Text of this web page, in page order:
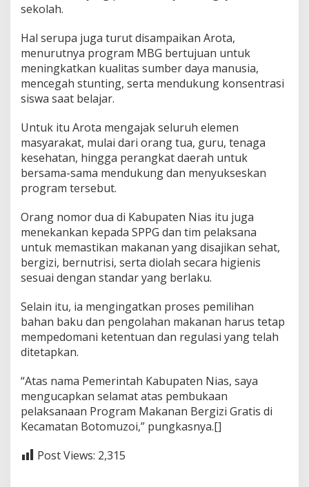
sekolah.
Hal serupa juga turut disampaikan Arota,
menurutnya program MBG bertujuan untuk
meningkatkan kualitas sumber daya manusia,
mencegah stunting, serta mendukung konsentrasi
siswa saat belajar.
Untuk itu Arota mengajak seluruh elemen
masyarakat, mulai dari orang tua, guru, tenaga
kesehatan, hingga perangkat daerah untuk
bersama-sama mendukung dan menyukseskan
program tersebut.
Orang nomor dua di Kabupaten Nias itu juga
menekankan kepada SPPG dan tim pelaksana
untuk memastikan makanan yang disajikan sehat,
bergizi, bernutrisi, serta diolah secara higienis
sesuai dengan standar yang berlaku.
Selain itu, ia mengingatkan proses pemilihan
bahan baku dan pengolahan makanan harus tetap
mempedomani ketentuan dan regulasi yang telah
ditetapkan.
“Atas nama Pemerintah Kabupaten Nias, saya
mengucapkan selamat atas pembukaan
pelaksanaan Program Makanan Bergizi Gratis di
Kecamatan Botomuzoi,” pungkasnya.[]
Post Views: 2,315